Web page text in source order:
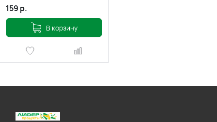
159 р.
В корзину